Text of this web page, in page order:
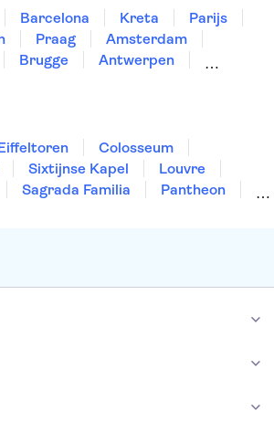
Barcelona Kreta
Parijs
Praag
Amsterdam
Brugge
Antwerpen
Colosseum
Sixtijnse Kapel
Louvre
Sagrada Familia
Pantheon